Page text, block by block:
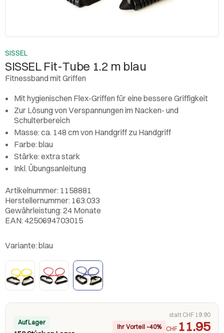
SISSEL
SISSEL Fit-Tube 1.2 m blau
Fitnessband mit Griffen
Mit hygienischen Flex-Griffen für eine bessere Griffigkeit
Zur Lösung von Verspannungen im Nacken- und
Schulterbereich
Masse: ca. 148 cm von Handgriff zu Handgriff
Farbe: blau
Stärke: extra stark
Inkl. Übungsanleitung
Artikelnummer: 1158881
Herstellernummer: 163.033
Gewährleistung: 24 Monate
EAN: 4250694703015
Variante: blau
Auf Lager
statt CHF 19.90
Ihr Vorteil –40%
CHF 11.95